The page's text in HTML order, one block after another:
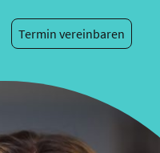
Termin vereinbaren